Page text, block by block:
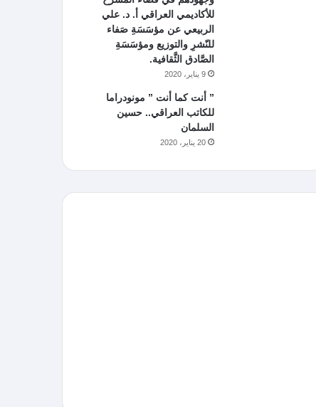
للأكاديمي العراقي أ. د. علي
الربيعي عن مؤسَسَةِ صَفاء
للنّشرِ والتوزيع ومؤسَسَةِ
الصَّادق الثَّقافية.
9 يناير، 2020
” أنت كما أنت ” مونودراما
للكاتب العراقي.. حسين
السلمان
20 يناير، 2020